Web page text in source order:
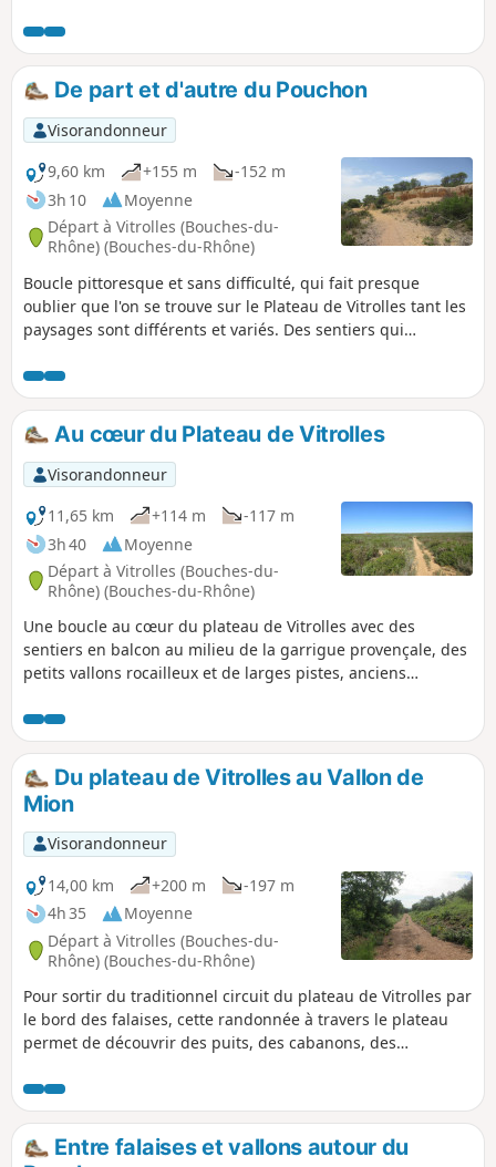
Marseille-Provence.
De part et d'autre du Pouchon
Visorandonneur
9,60 km
+155 m
-152 m
3h 10
Moyenne
Départ à Vitrolles (Bouches-du-
Rhône) (Bouches-du-Rhône)
Boucle pittoresque et sans difficulté, qui fait presque
oublier que l'on se trouve sur le Plateau de Vitrolles tant les
paysages sont différents et variés. Des sentiers qui
descentes accidentées. Pour finir une balade sur la crête
qui domine le Pouchon avec ses magnifiques roches
couleur ocre rouge. Un régal. (voir le § infos pratiques)
Au cœur du Plateau de Vitrolles
Visorandonneur
11,65 km
+114 m
-117 m
3h 40
Moyenne
Départ à Vitrolles (Bouches-du-
Rhône) (Bouches-du-Rhône)
Une boucle au cœur du plateau de Vitrolles avec des
sentiers en balcon au milieu de la garrigue provençale, des
petits vallons rocailleux et de larges pistes, anciens
Velaux. Un environnement calme et de jolis points de vue.
Du plateau de Vitrolles au Vallon de
Mion
Visorandonneur
14,00 km
+200 m
-197 m
4h 35
Moyenne
Départ à Vitrolles (Bouches-du-
Rhône) (Bouches-du-Rhône)
Pour sortir du traditionnel circuit du plateau de Vitrolles par
le bord des falaises, cette randonnée à travers le plateau
permet de découvrir des puits, des cabanons, des
en traversant des vallons par des petits sentiers, sans
oublier le charmant et boisé vallon de Mion.
Entre falaises et vallons autour du